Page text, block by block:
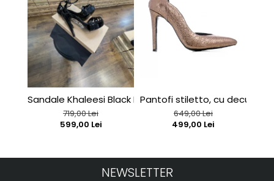
Sandale Khaleesi Black Patent
719,00 Lei
599,00 Lei
Pantofi stiletto, cu decupaj
649,00 Lei
499,00 Lei
NEWSLETTER